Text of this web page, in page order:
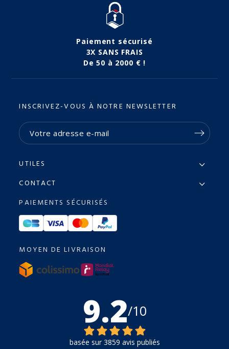
Paiement sécurisé
3X SANS FRAIS
De 50 à 2000 € !
INSCRIVEZ-VOUS À NOTRE NEWSLETTER
UTILES
CONTACT
PAIEMENTS SÉCURISÉS
MOYEN DE LIVRAISON
9.2/10
basée sur 3859 avis publiés